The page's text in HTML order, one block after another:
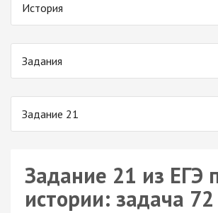
История
Задания
Задание 21
Задание 21 из ЕГЭ
истории: задача 72